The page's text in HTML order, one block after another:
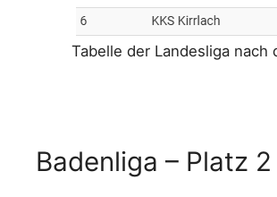
Tabelle der Landesliga nach
Badenliga – Platz